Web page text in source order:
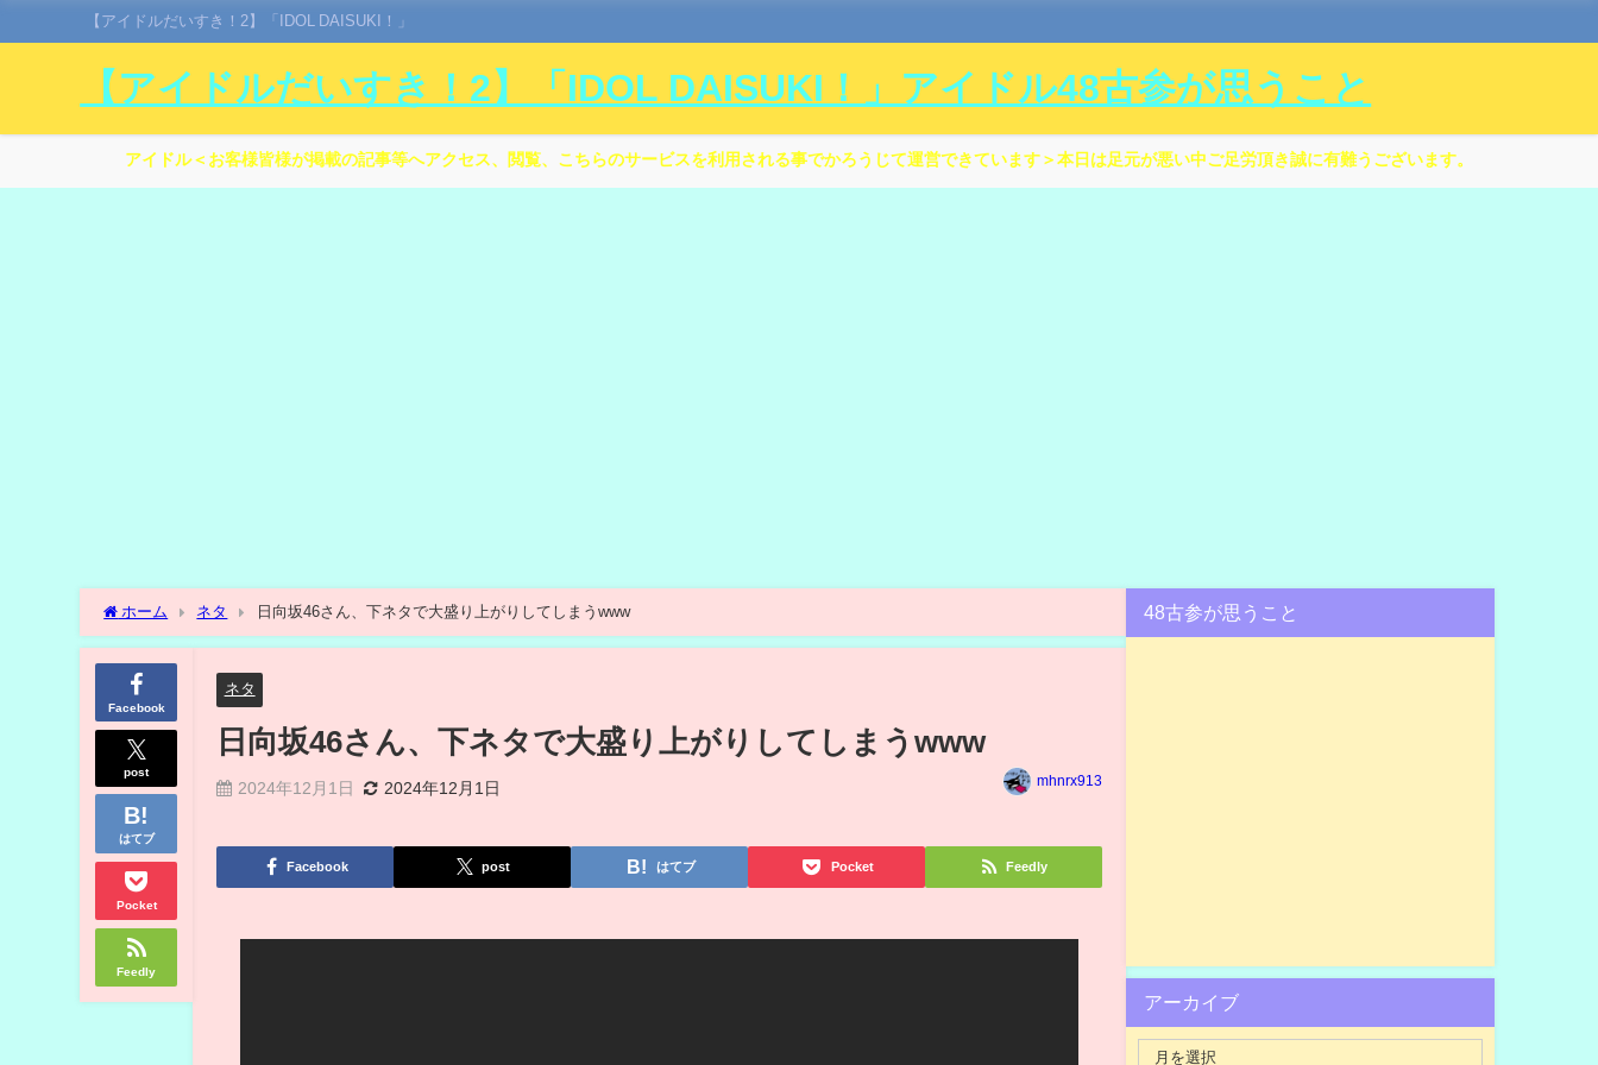
【アイドルだいすき！2】「IDOL DAISUKI！」
【アイドルだいすき！2】「IDOL DAISUKI！」アイドル48古参が思うこと
アイドル＜お客様皆様が掲載の記事等へアクセス、閲覧、こちらのサービスを利用される事でかろうじて運営できています＞本日は足元が悪い中ご足労頂き誠に有難うございます。
ホーム ネタ 日向坂46さん、下ネタで大盛り上がりしてしまうwww
Facebook
post
はてブ
Pocket
Feedly
ネタ
日向坂46さん、下ネタで大盛り上がりしてしまうwww
2024年12月1日 2024年12月1日 mhnrx913
Facebook post はてブ Pocket Feedly
48古参が思うこと
アーカイブ